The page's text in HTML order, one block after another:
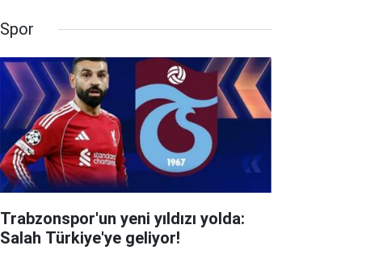
Spor
Trabzonspor'un yeni yıldızı yolda:
Salah Türkiye'ye geliyor!